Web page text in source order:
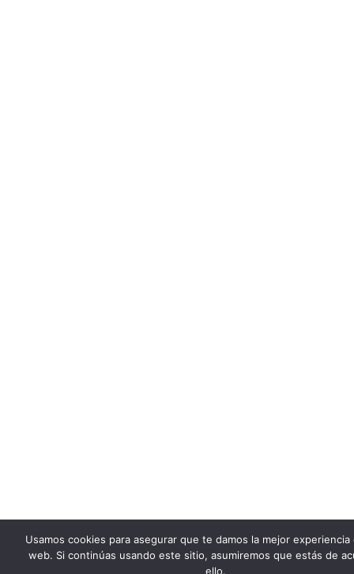
Usamos cookies para asegurar que te damos la mejor
web. Si continúas usando este sitio, asumiremos que estás de
ello.